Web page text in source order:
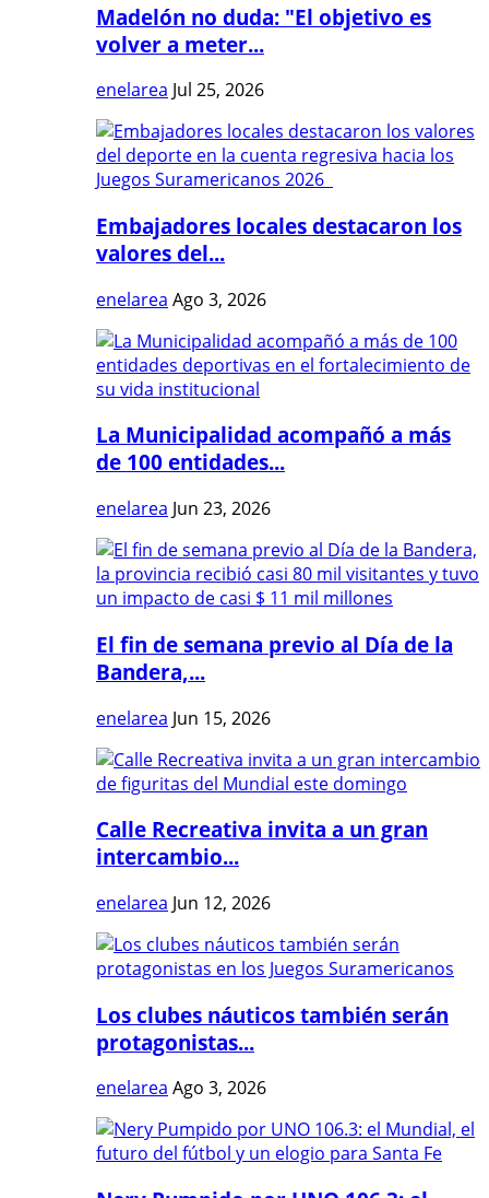
Madelón no duda: "El objetivo es
volver a meter...
enelarea Jul 25, 2026
Embajadores locales destacaron los
valores del...
enelarea Ago 3, 2026
La Municipalidad acompañó a más
de 100 entidades...
enelarea Jun 23, 2026
El fin de semana previo al Día de la
Bandera,...
enelarea Jun 15, 2026
Calle Recreativa invita a un gran
intercambio...
enelarea Jun 12, 2026
Los clubes náuticos también serán
protagonistas...
enelarea Ago 3, 2026